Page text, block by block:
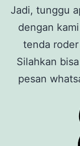
Jadi, tunggu
dengan
tenda
Silahkan
pesan